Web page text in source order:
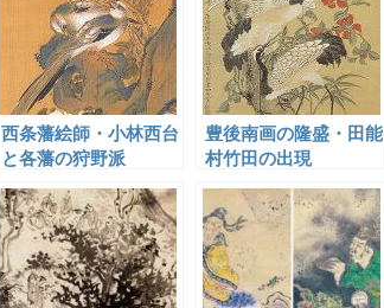
西条藩絵師・小林西台
と各藩の狩野派
豊後南画の隆盛・田能
村竹田の出現